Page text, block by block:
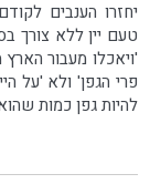
יחזרו הענבים
טעם יין ללא צורך
'ויאכלו מעבור
פרי הגפן' ולא 'על
להיות גפן כמות